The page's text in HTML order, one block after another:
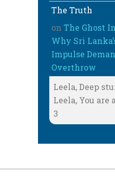
The Truth
on The Ghost
Why Sri
Impulse
Overthrow
Leela, Deep
Leela, You are
3